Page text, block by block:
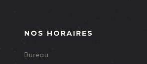
NOS HORAIRES
Bureau